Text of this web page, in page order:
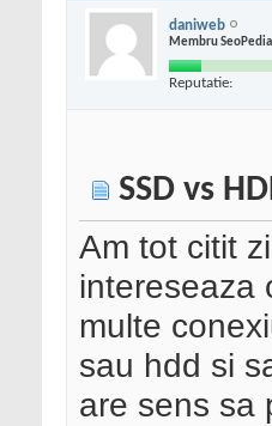
daniweb
Membru SeoPedia
Reputatie:
SSD vs
Am tot citit
intereseaza
multe
sau hdd si
are sens sa